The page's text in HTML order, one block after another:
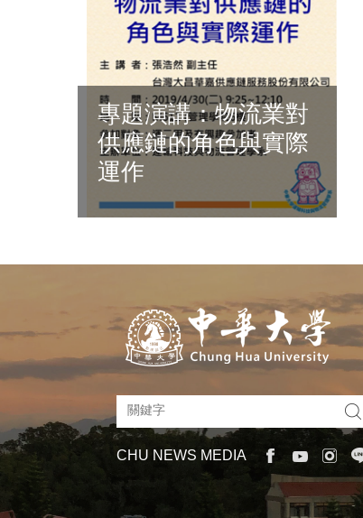
專題演講：物流業對
供應鏈的角色與實際
運作
CHU NEWS MEDIA